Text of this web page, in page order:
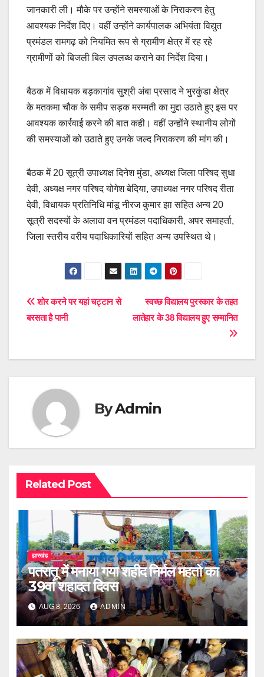
जानकारी ली। मौके पर उन्होंने समस्याओं के निराकरण हेतु
आवश्यक निर्देश दिए। वहीं उन्होंने कार्यपालक अभियंता विद्युत
प्रमंडल रामगढ़ को नियमित रूप से ग्रामीण क्षेत्र में रह रहे
ग्रामीणों को बिजली बिल उपलब्ध कराने का निर्देश दिया।
बैठक में विधायक बड़कागांव सुश्री अंबा प्रसाद ने भुरकुंडा क्षेत्र
के मतकमा चौक के समीप सड़क मरम्मती का मुद्दा उठाते हुए इस पर
आवश्यक कार्रवाई करने की बात कही। वहीं उन्होंने स्थानीय लोगों
की समस्याओं को उठाते हुए उनके जल्द निराकरण की मांग की।
बैठक में 20 सूत्री उपाध्यक्ष दिनेश मुंडा, अध्यक्ष जिला परिषद सुधा
देवी, अध्यक्ष नगर परिषद योगेश बेदिया, उपाध्यक्ष नगर परिषद रीता
देवी, विधायक प्रतिनिधि मांडू नीरज कुमार झा सहित अन्य 20
सूत्री सदस्यों के अलावा वन प्रमंडल पदाधिकारी, अपर समाहर्ता,
जिला स्तरीय वरीय पदाधिकारियों सहित अन्य उपस्थित थे।
Post
navigation
स्वच्छ विद्यालय पुरस्कार के तहत
लातेहार के 38 विद्यालय हुए सम्मानित
शोर करने पर यहां चट्टान से
बरसता है पानी
ByAdmin
Related Post
झारखंड
पतरातू में मनाया गया शहीद निर्मल महतो का
39वां शहादत दिवस
AUG 8, 2026 ADMIN